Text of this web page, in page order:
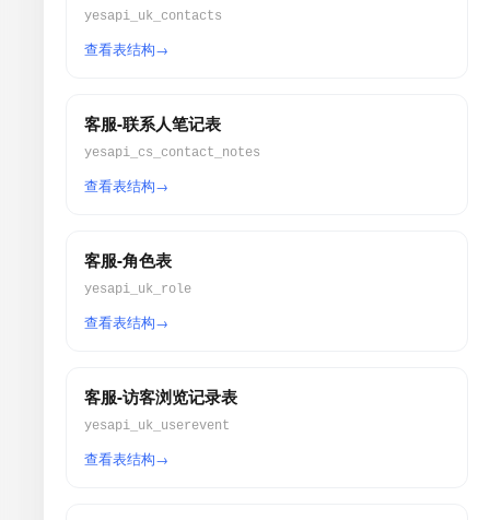
yesapi_uk_contacts
查看表结构
客服-联系人笔记表
yesapi_cs_contact_notes
查看表结构
客服-角色表
yesapi_uk_role
查看表结构
客服-访客浏览记录表
yesapi_uk_userevent
查看表结构